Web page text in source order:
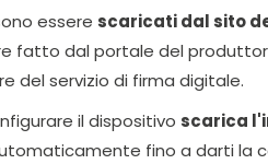
essere scaricati dal sito
fatto dal portale del
del servizio di firma digitale.
il dispositivo scarica
fino a darti la